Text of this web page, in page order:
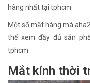
hàng nhất tại tphcm.
Một số mặt hàng mà
thể xem đầy đủ sản
tphcm
Mắt kính thời